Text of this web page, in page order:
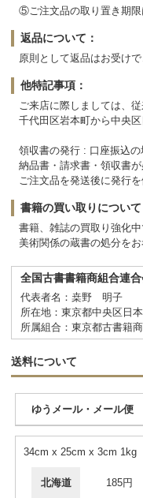
⑤ご注文品の取り置き期限
返品について：
原則として返品はお受け
他特記事項：
ご来店に際しましては、
千代田区岩本町から中央
領収書の発行 : 口座振込の
納品書・請求書・領収書
ご注文品を発送後に発行
書籍の買い取りについて
書籍、雑誌の買取り強化
美術関係の蔵書の処分を
全国古書書籍商組合連
代表者名：桒野 明子
所在地：東京都中央区日
所属組合：東京都古書籍
送料について
ゆうメール・メール便
34cm x 25cm x 3cm 1kg
北海道 185円